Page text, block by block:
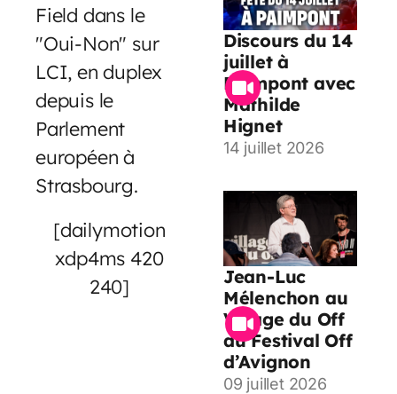
Field dans le
"Oui-Non" sur
LCI, en duplex
depuis le
Parlement
européen à
Strasbourg.
[dailymotion
xdp4ms 420
240]
Discours du 14
juillet à
Paimpont avec
Mathilde
Hignet
14 juillet 2026
Jean-Luc
Mélenchon au
Village du Off
du Festival Off
d’Avignon
09 juillet 2026